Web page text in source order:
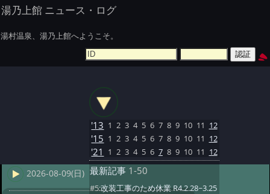
湯乃上館 ニュース・ログ
湯村温泉、湯乃上館へようこそ。
2026-08-09(日)
'13 1 2 3 4 5 6 7 8 9 10 11 12
'15 1 2 3 4 5 6 7 8 9 10 11 12
'21 1 2 3 4 5 6 7 8 9 10 11 12
最新記事 1-50
#5:改装工事のため休業 R4.2.28~3.25